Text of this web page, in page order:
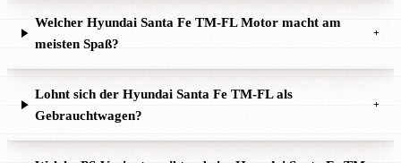
Welcher Hyundai Santa Fe TM-FL Motor macht am
meisten Spaß?
+
Lohnt sich der Hyundai Santa Fe TM-FL als
Gebrauchtwagen?
+